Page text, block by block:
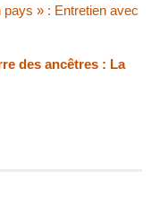
pays » : Entretien avec
des ancêtres : La